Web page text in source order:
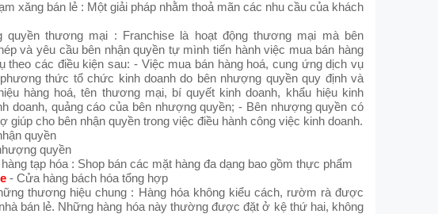
xăng bán lẻ : Một giải pháp nhằm thoả mãn các nhu cầu của khách
quyền thương mại : Franchise là hoạt động thương mại mà bên
và yêu cầu bên nhận quyền tự mình tiến hành việc mua bán hàng
theo các điều kiện sau: - Việc mua bán hàng hoá, cung ứng dịch vụ
thức tổ chức kinh doanh do bên nhượng quyền quy định và
hàng hoá, tên thương mại, bí quyết kinh doanh, khẩu hiệu kinh
doanh, quảng cáo của bên nhượng quyền; - Bên nhượng quyền có
giúp cho bên nhận quyền trong việc điều hành công việc kinh doanh.
quyền
quyền
tạp hóa : Shop bán các mặt hàng đa dạng bao gồm thực phẩm
- Cửa hàng bách hóa tổng hợp
thương hiệu chung : Hàng hóa không kiểu cách, rườm rà được
bán lẻ. Những hàng hóa này thường được đặt ở kệ thứ hai, không